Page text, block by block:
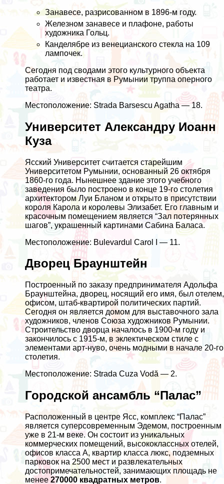
Занавесе, разрисованном в 1896-м году.
Железном занавесе и плафоне, работы
художника Гольц.
Канделябре из венецианского стекла на 109
лампочек.
Сегодня под сводами этого культурного объекта
работает и известная в Румынии труппа оперного
театра.
Местоположение: Strada Barsescu Agatha — 18.
Университет Александру Иоанн
Куза
Ясский Университет считается старейшим
Университетом Румынии, основанный 26 октября
1860-го года. Нынешнее здание этого учебного
заведения было построено в конце 19-го столетия
архитектором Луи Бланом и открыто в присутствии
короля Карола и королевы Элизабет. Его главным и
красочным помещением является “Зал потерянных
шагов”, украшенный картинами Сабина Баласа.
Местоположение: Bulevardul Carol I — 11.
Дворец Браунштейн
Построенный по заказу предпринимателя Адольфа
Браунштейна, дворец, носящий его имя, был отелем,
офисом, штаб-квартирой политических партий.
Сегодня он является домом для выставочного зала
художников, членов Союза художников Румынии.
Строительство дворца началось в 1900-м году и
закончилось с 1915-м, в эклектическом стиле с
элементами арт-нуво, очень модными в начале 20-го
столетия.
Местоположение: Strada Cuza Vodă — 2.
Городской ансамбль “Палас”
Расположенный в центре Ясс, комплекс “Палас”
является суперсовременным Эдемом, построенным
уже в 21-м веке. Он состоит из уникальных
коммерческих помещений, высококлассных отелей,
офисов класса А, квартир класса люкс, подземных
парковок на 2500 мест и развлекательных
достопримечательностей, занимающих площадь не
менее 270000 квадратных метров.